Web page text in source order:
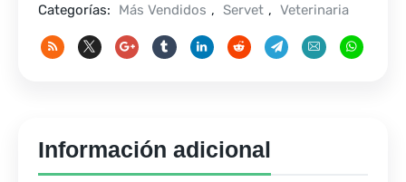
Categorías:
Más Vendidos , Servet , Veterinaria
Información adicional